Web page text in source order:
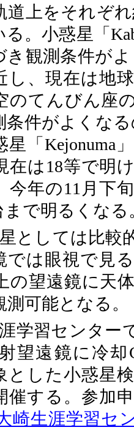
上をそれぞ
。小惑星「
き観測条件が
し、現在は地
のてんびん座
条件がよくな
星「Kejonuma
在は18等で明
今年の11月下
まで明るくなる
としては比較
では眼視で見
の望遠鏡に天
可能となる。
学習センター
望遠鏡に冷
とした小惑星
催する。参加
崎生涯学習セ